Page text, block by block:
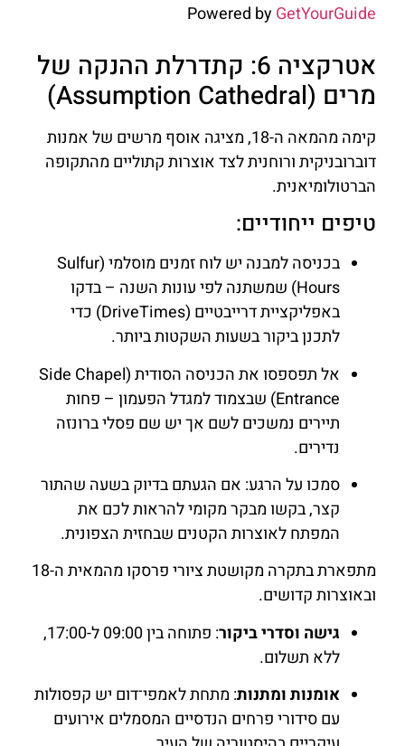
Powered byGetYourGuide
אטרקציה 6: קתדרלת ההנקה של
מרים (Assumption Cathedral)
קימה מהמאה ה-18, מציגה אוסף מרשים של אמנות
דוברובניקית ורוחנית לצד אוצרות קתוליים מהתקופה
הברטולומיאנית.
טיפים ייחודיים:
בכניסה למבנה יש לוח זמנים מוסלמי (Sulfur
Hours) שמשתנה לפי עונות השנה – בדקו
באפליקציית דרייבטיים (DriveTimes) כדי
לתכנן ביקור בשעות השקטות ביותר.
אל תפספסו את הכניסה הסודית (Side Chapel
Entrance) שבצמוד למגדל הפעמון – פחות
תיירים נמשכים לשם אך יש שם פסלי ברונזה
נדירים.
סמכו על הרגע: אם הגעתם בדיוק בשעה שהתור
קצר, בקשו מבקר מקומי להראות לכם את
המפתח לאוצרות הקטנים שבחזית הצפונית.
מתפארת בתקרה מקושטת ציורי פרסקו מהמאית ה-18
ובאוצרות קדושים.
גישה וסדרי ביקור
: פתוחה בין 09:00 ל-17:00,
ללא תשלום.
אומנות ומתנות: מתחת לאמפי־דום יש קפסולות
עם סידורי פרחים הנדסיים המסמלים אירועים